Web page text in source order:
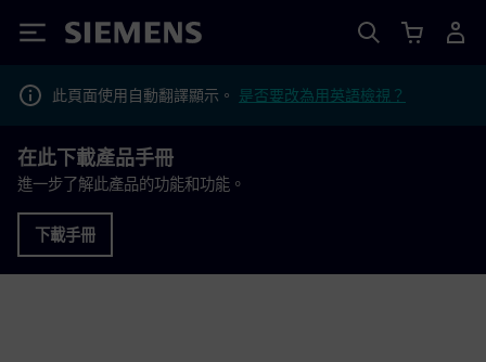
Siemens
此頁面使用自動翻譯顯示。 是否要改為用英語檢視？
在此下載產品手冊
進一步了解此產品的功能和功能。
下載手冊